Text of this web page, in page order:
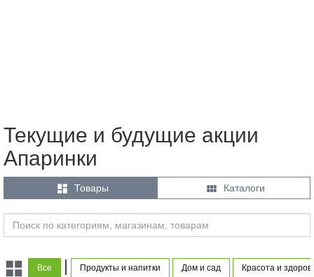
Текущие и будущие акции
Апаринки
 Товары  Каталоги
Все Продукты и напитки Дом и сад Красота и